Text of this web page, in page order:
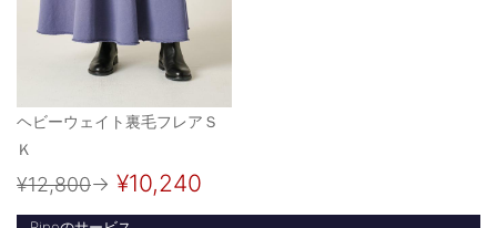
ヘビーウェイト裏毛フレアＳ
Ｋ
¥12,800→ ¥10,240